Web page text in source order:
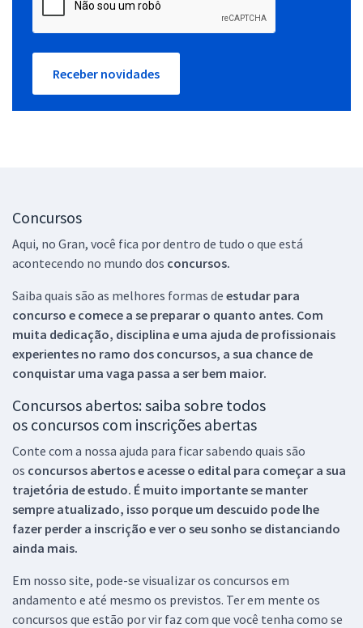
Receber novidades
Concursos
Aqui, no Gran, você fica por dentro de tudo o que está
acontecendo no mundo dos concursos.
Saiba quais são as melhores formas de estudar para
concurso e comece a se preparar o quanto antes. Com
muita dedicação, disciplina e uma ajuda de profissionais
experientes no ramo dos concursos, a sua chance de
conquistar uma vaga passa a ser bem maior.
Concursos abertos: saiba sobre todos
os concursos com inscrições abertas
Conte com a nossa ajuda para ficar sabendo quais são
os concursos abertos e acesse o edital para começar a sua
trajetória de estudo. É muito importante se manter
sempre atualizado, isso porque um descuido pode lhe
fazer perder a inscrição e ver o seu sonho se distanciando
ainda mais.
Em nosso site, pode-se visualizar os concursos em
andamento e até mesmo os previstos. Ter em mente os
concursos que estão por vir faz com que você tenha como se